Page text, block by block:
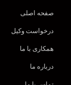
صفحه اصلی
درخواست وکیل
همکاری با ما
درباره ما